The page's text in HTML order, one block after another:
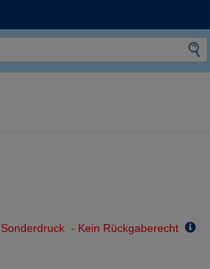
Sonderdruck - Kein Rückgaberecht